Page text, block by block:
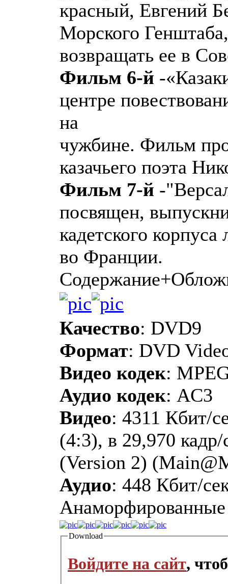
красный, Евгений
Морского
возвращать ее в
Фильм 6-й -
центре
на
чужбине. Фильм
казачьего поэта
Фильм 7-й -
посвящен,
кадетского
во Франции.
Качество: DVD9
Формат: DVD
Видео кодек:
Аудио кодек: AC3
Видео: 4311 Кбит/
(4:3), в 29,970
(Version 2)
Аудио: 448 Кбит/
Download
Войдите на сайт,